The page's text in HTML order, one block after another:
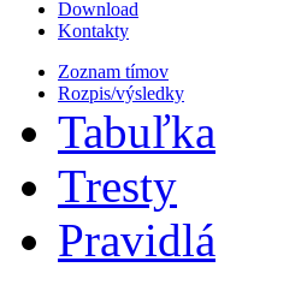
Download
Kontakty
Zoznam tímov
Rozpis/výsledky
Tabuľka
Tresty
Pravidlá